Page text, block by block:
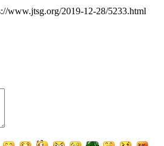
www.jtsg.org/2019-12-28/5233.html